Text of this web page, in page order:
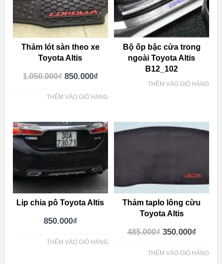
Thảm lót sàn theo xe
Toyota Altis
1.050.000₫ 850.000₫
THÊM VÀO GIỎ HÀNG
Bộ ốp bậc cửa trong
ngoài Toyota Altis
B12_102
THÊM VÀO GIỎ HÀNG
Lip chia pô Toyota Altis
850.000₫
THÊM VÀO GIỎ HÀNG
Thảm taplo lông cừu
Toyota Altis
485.000₫ 350.000₫
THÊM VÀO GIỎ HÀNG